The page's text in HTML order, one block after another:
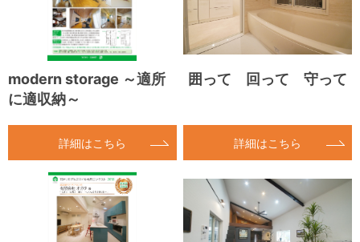
modern storage ～適所
に適収納～
詳細はこちら
囲って 回って 守って
詳細はこちら